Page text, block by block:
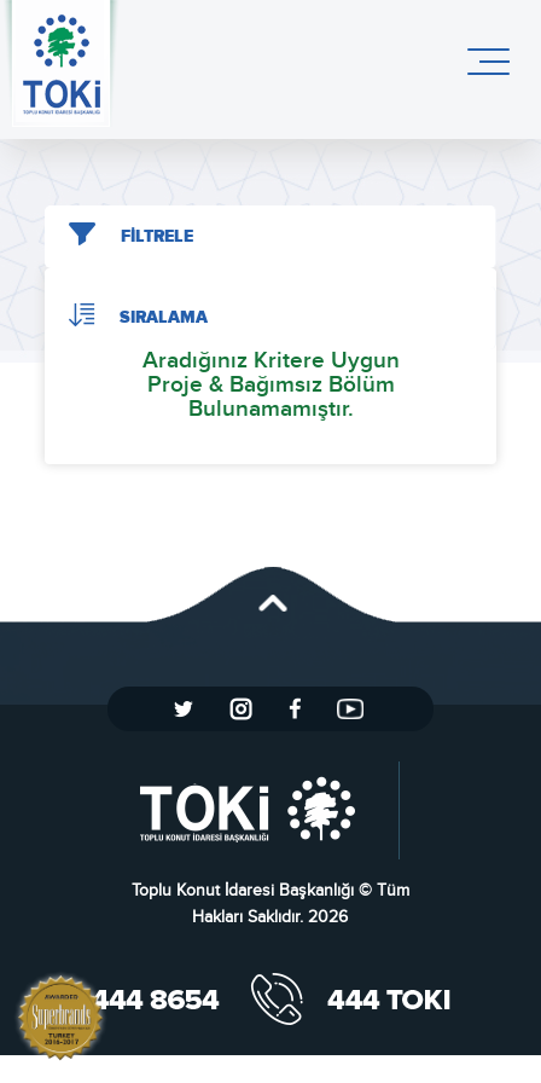
FİLTRELE
SIRALAMA
Aradığınız Kritere Uygun
Proje & Bağımsız Bölüm
Bulunamamıştır.
Toplu Konut İdaresi Başkanlığı © Tüm
Hakları Saklıdır. 2026